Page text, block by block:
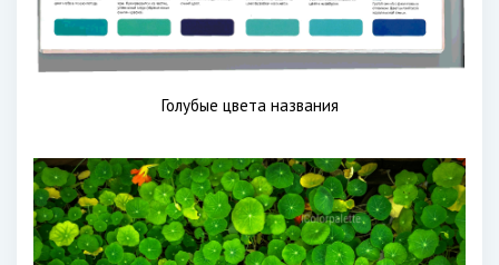
Голубые цвета названия